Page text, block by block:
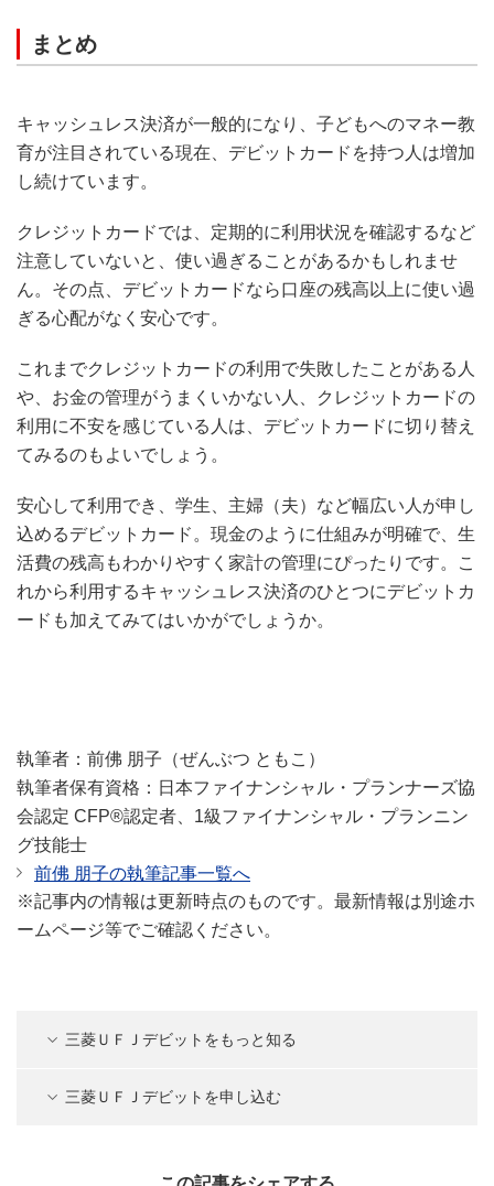
まとめ
キャッシュレス決済が一般的になり、子どもへのマネー教
育が注目されている現在、デビットカードを持つ人は増加
し続けています。
クレジットカードでは、定期的に利用状況を確認するなど
注意していないと、使い過ぎることがあるかもしれませ
ん。その点、デビットカードなら口座の残高以上に使い過
ぎる心配がなく安心です。
これまでクレジットカードの利用で失敗したことがある人
や、お金の管理がうまくいかない人、クレジットカードの
利用に不安を感じている人は、デビットカードに切り替え
てみるのもよいでしょう。
安心して利用でき、学生、主婦（夫）など幅広い人が申し
込めるデビットカード。現金のように仕組みが明確で、生
活費の残高もわかりやすく家計の管理にぴったりです。こ
れから利用するキャッシュレス決済のひとつにデビットカ
ードも加えてみてはいかがでしょうか。
執筆者：前佛 朋子（ぜんぶつ ともこ）
執筆者保有資格：日本ファイナンシャル・プランナーズ協
会認定 CFP®認定者、1級ファイナンシャル・プランニン
グ技能士
前佛 朋子の執筆記事一覧へ
※記事内の情報は更新時点のものです。最新情報は別途ホ
ームページ等でご確認ください。
三菱ＵＦＪデビットをもっと知る
三菱ＵＦＪデビットを申し込む